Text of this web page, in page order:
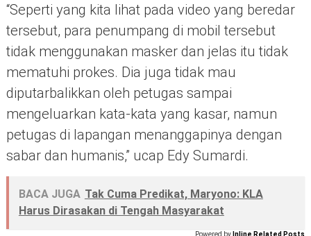
“Seperti yang kita lihat pada video yang beredar
tersebut, para penumpang di mobil tersebut
tidak menggunakan masker dan jelas itu tidak
mematuhi prokes. Dia juga tidak mau
diputarbalikkan oleh petugas sampai
mengeluarkan kata-kata yang kasar, namun
petugas di lapangan menanggapinya dengan
sabar dan humanis,” ucap Edy Sumardi.
BACA JUGA Tak Cuma Predikat, Maryono: KLA
Harus Dirasakan di Tengah Masyarakat
Powered by Inline Related Posts